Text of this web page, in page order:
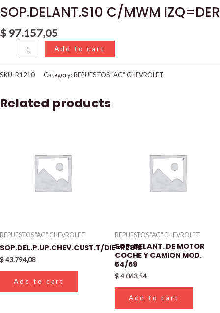
SOP.DELANT.S10 C/MWM IZQ=DER
$ 97.157,05
Add to cart
SKU:R1210 Category:REPUESTOS "AG" CHEVROLET
Related products
REPUESTOS "AG" CHEVROLET
SOP.DEL.P.UP.CHEV.CUST.T/DIE=R2818
$43.794,08
Add to cart
REPUESTOS "AG" CHEVROLET
SOP. DELANT. DE MOTOR
COCHE Y CAMION MOD.
54/59
$4.063,54
Add to cart